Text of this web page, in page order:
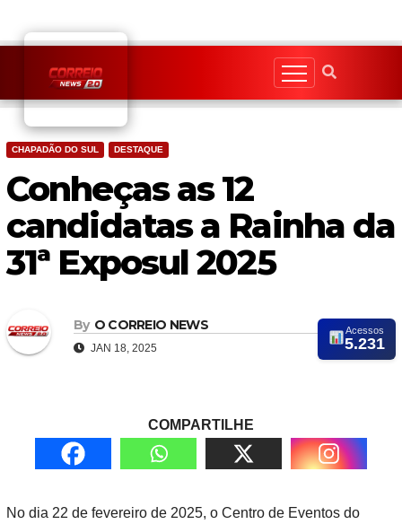
content
CHAPADÃO DO SUL DESTAQUE
Conheças as 12
candidatas a Rainha da
31ª Exposul 2025
By O CORREIO NEWS
JAN 18, 2025
Acessos
5.231
COMPARTILHE
No dia 22 de fevereiro de 2025, o Centro de Eventos do